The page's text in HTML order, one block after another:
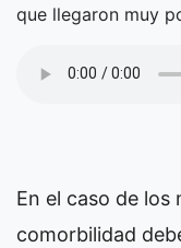
que llegaron muy
En el caso de los
comorbilidad